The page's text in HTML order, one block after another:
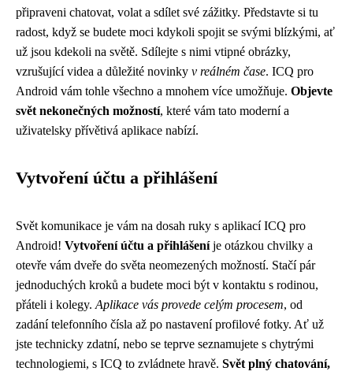
připraveni chatovat, volat a sdílet své zážitky. Představte si tu
radost, když se budete moci kdykoli spojit se svými blízkými, ať
už jsou kdekoli na světě. Sdílejte s nimi vtipné obrázky,
vzrušující videa a důležité novinky v reálném čase. ICQ pro
Android vám tohle všechno a mnohem více umožňuje. Objevte
svět nekonečných možností, které vám tato moderní a
uživatelsky přívětivá aplikace nabízí.
Vytvoření účtu a přihlášení
Svět komunikace je vám na dosah ruky s aplikací ICQ pro
Android! Vytvoření účtu a přihlášeníje otázkou chvilky a
otevře vám dveře do světa neomezených možností. Stačí pár
jednoduchých kroků a budete moci být v kontaktu s rodinou,
přáteli i kolegy. Aplikace vás provede celým procesem, od
zadání telefonního čísla až po nastavení profilové fotky. Ať už
jste technicky zdatní, nebo se teprve seznamujete s chytrými
technologiemi, s ICQ to zvládnete hravě. Svět plný chatování,